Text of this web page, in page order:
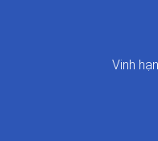
Vinh